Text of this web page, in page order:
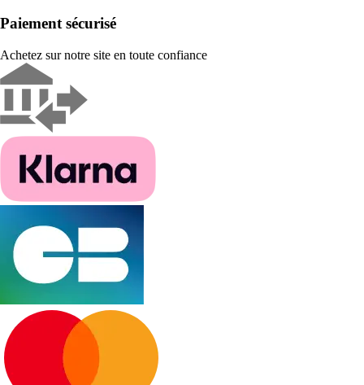
Paiement sécurisé
Achetez sur notre site en toute confiance